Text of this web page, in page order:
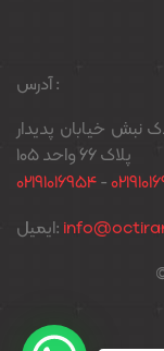
آدرس :
نبش خیابان پدیدار
پلاک ۶۶ واحد ۱۰۵
-
02191016954
ایمیل: